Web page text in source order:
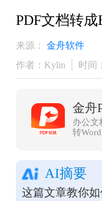
PDF文档转
来源：
金舟软件
作者：Kylin
时间
金舟
办公文
转Word
AI摘要
这篇文章教你